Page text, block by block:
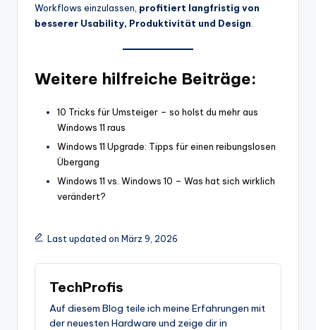
Workflows einzulassen, profitiert langfristig von
besserer Usability, Produktivität und Design
Weitere hilfreiche Beiträge:
10 Tricks für Umsteiger – so holst du mehr aus
Windows 11 raus
Windows 11 Upgrade: Tipps für einen reibungslosen
Übergang
Windows 11 vs. Windows 10 – Was hat sich wirklich
verändert?
Last updated on März 9, 2026
TechProfis
Auf diesem Blog teile ich meine Erfahrungen mit
der neuesten Hardware und zeige dir in